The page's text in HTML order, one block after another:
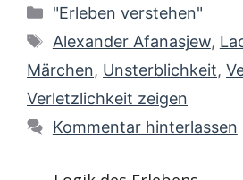
Kategorien
"Erleben verstehen"
Schlagwörter
Alexander Afanasjew,
Märchen, Unsterblichkeit,
Verletzlichkeit zeigen
Kommentar hinterlassen